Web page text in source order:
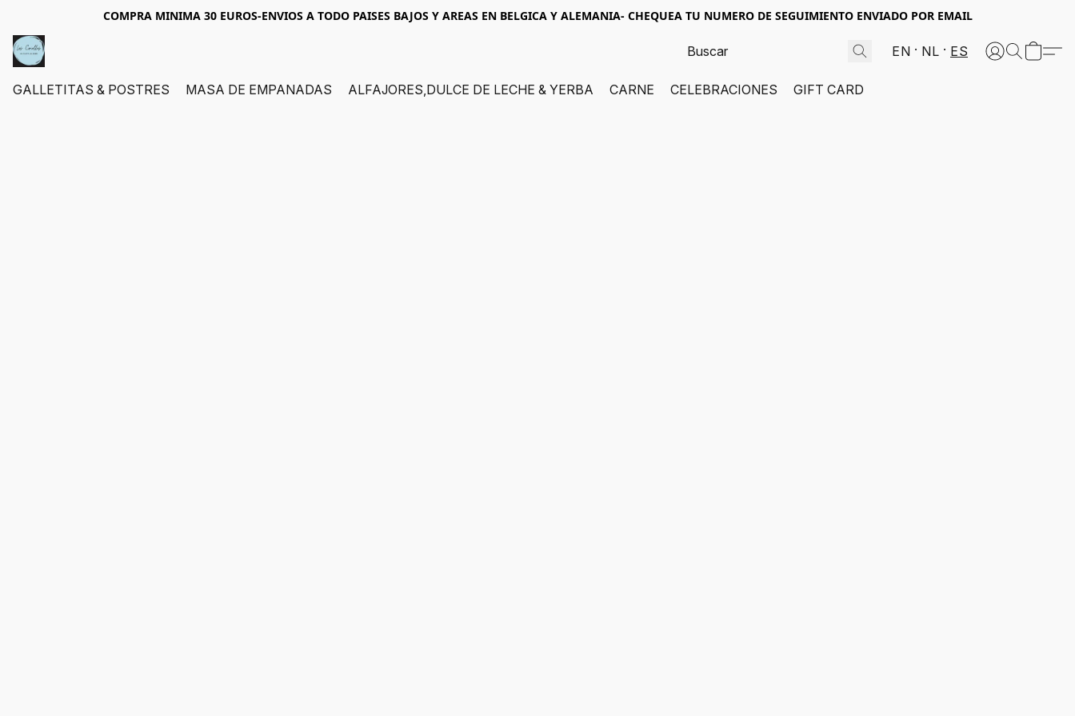
COMPRA MINIMA 30 EUROS-ENVIOS A TODO PAISES BAJOS Y AREAS EN BELGICA Y ALEMANIA- CHEQUEA TU NUMERO DE SEGUIMIENTO ENVIADO POR EMAIL
EN NL ES
GALLETITAS & POSTRES MASA DE EMPANADAS ALFAJORES,DULCE DE LECHE & YERBA CARNE CELEBRACIONES GIFT CARD